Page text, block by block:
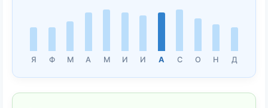
Я Ф М А М И И А С О Н Д